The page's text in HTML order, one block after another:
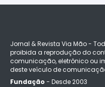
Jornal & Revista Via Mão -
proibida a reprodução do
comunicação, eletrônico ou
deste veículo de
Fundação - Desde 2003